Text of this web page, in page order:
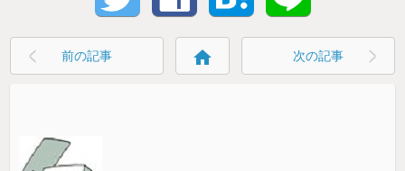
前の記事 home 次の記事